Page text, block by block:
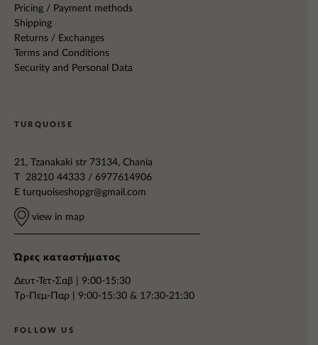
Pricing / Payment methods
Shipping
Returns / Exchanges
Terms and Conditions
Security and Personal Data
TURQUOISE
21, Tzanakaki str 73134, Chania
T 28210 44333 / 6977614906
E turquoiseshopgr@gmail.com
view in map
Ώρες καταστήματος
Δευτ-Τετ-Σαβ | 9:00-15:30
Tρ-Πεμ-Παρ | 9:00-15:30 & 17:30-21:30
FOLLOW US